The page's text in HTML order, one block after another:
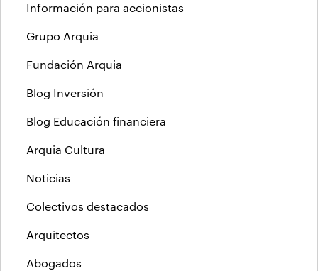
Información para accionistas
Grupo Arquia
Fundación Arquia
Blog Inversión
Blog Educación financiera
Arquia Cultura
Noticias
Colectivos destacados
Arquitectos
Abogados